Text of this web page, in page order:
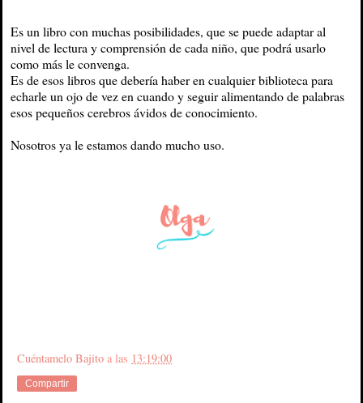
Es un libro con muchas posibilidades, que se puede adaptar al
nivel de lectura y comprensión de cada niño, que podrá usarlo
como más le convenga.
Es de esos libros que debería haber en cualquier biblioteca para
echarle un ojo de vez en cuando y seguir alimentando de palabras
esos pequeños cerebros ávidos de conocimiento.
Nosotros ya le estamos dando mucho uso.
Cuéntamelo Bajito a las 13:19:00
Compartir